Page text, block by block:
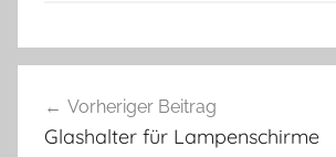
Vorheriger Beitrag
Glashalter für Lampenschirme